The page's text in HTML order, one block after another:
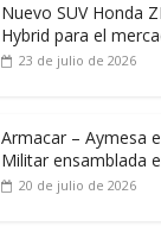
Nuevo SUV Honda
Hybrid para el
23 de julio de 2026
Armacar – Aymesa
Militar ensamblada
20 de julio de 2026